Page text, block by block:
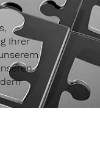
Ihrer